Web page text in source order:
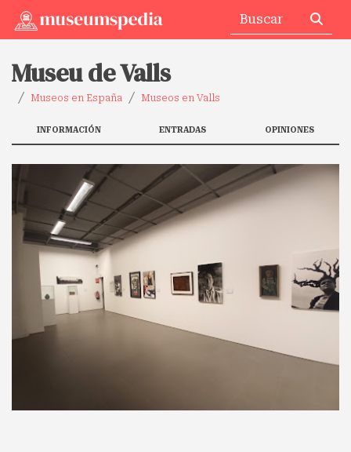
Museu de Valls
Museos en España Museos en Valls
INFORMACIÓN ENTRADAS OPINIONES